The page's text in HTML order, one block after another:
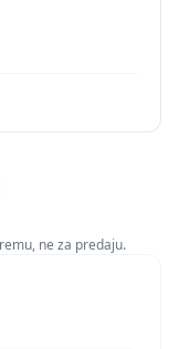
ne za predaju.